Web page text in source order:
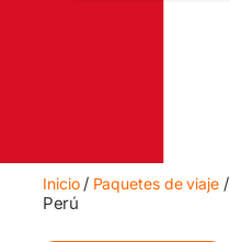
Inicio/ Paquetes de viaje/
Perú